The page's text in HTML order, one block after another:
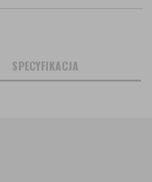
SPECYFIKACJA